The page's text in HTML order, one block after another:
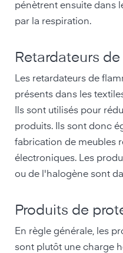
pénètrent ensuite dans
par la respiration.
Retardateurs
Les retardateurs de
présents dans les
Ils sont utilisés pour
produits. Ils sont donc
fabrication de meubles
électroniques. Les
ou de l'halogène sont
Produits de
En règle générale, les
sont plutôt une charge